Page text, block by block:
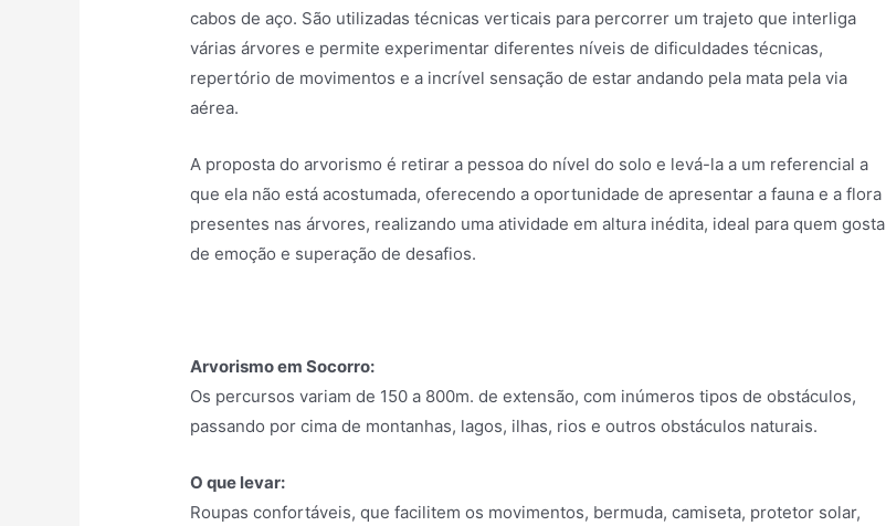
cabos de aço. São utilizadas técnicas verticais para percorrer um trajeto que interliga
várias árvores e permite experimentar diferentes níveis de dificuldades técnicas,
repertório de movimentos e a incrível sensação de estar andando pela mata pela via
aérea.
A proposta do arvorismo é retirar a pessoa do nível do solo e levá-la a um referencial a
que ela não está acostumada, oferecendo a oportunidade de apresentar a fauna e a flora
presentes nas árvores, realizando uma atividade em altura inédita, ideal para quem gosta
de emoção e superação de desafios.
Arvorismo em Socorro:
Os percursos variam de 150 a 800m. de extensão, com inúmeros tipos de obstáculos,
passando por cima de montanhas, lagos, ilhas, rios e outros obstáculos naturais.
O que levar:
Roupas confortáveis, que facilitem os movimentos, bermuda, camiseta, protetor solar,